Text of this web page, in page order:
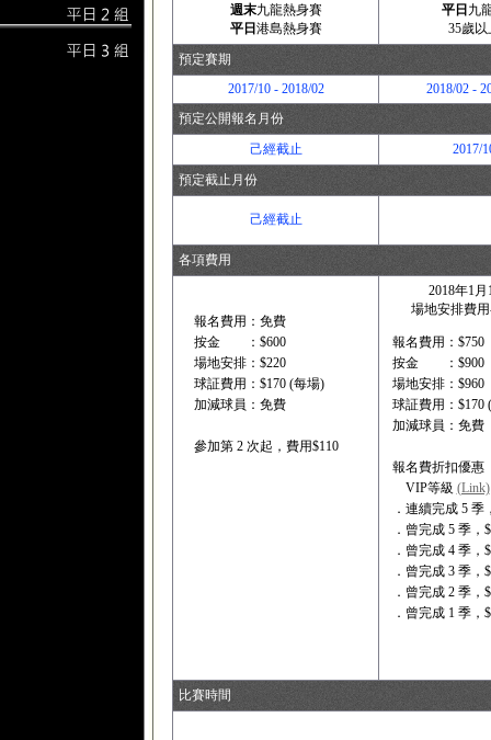
週末九龍熱身賽
平日 港島熱身賽
平日 九
35歲以
預定賽期
2017/10 - 2018/02
2018/02 -
預定公開報名月份
己經截止
2017/
預定截止月份
己經截止
各項費用
報名費用：免費
按金 ：$600
場地安排：$220
球証費用：$170 (每場)
加減球員：免費
參加第 2 次起，費用$110
2018年1月
場地安排費用
報名費用：$750
按金 ：$900
場地安排：$960
球証費用：$170
加減球員：免費
報名費折扣優惠
VIP等級 (Link)
．連續完成 5 季
．曾完成 5 季，
．曾完成 4 季，
．曾完成 3 季，
．曾完成 2 季，
．曾完成 1 季，
比賽時間